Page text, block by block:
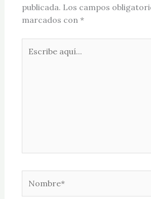
publicada. Los campos
marcados con *
aquí...